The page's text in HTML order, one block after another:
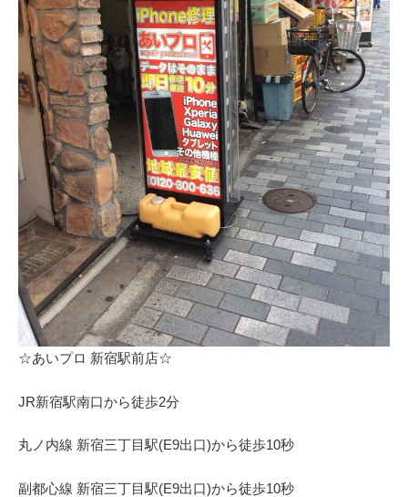
☆あいプロ 新宿駅前店☆
JR新宿駅南口から徒歩2分
丸ノ内線 新宿三丁目駅(E9出口)から徒歩10秒
副都心線 新宿三丁目駅(E9出口)から徒歩10秒